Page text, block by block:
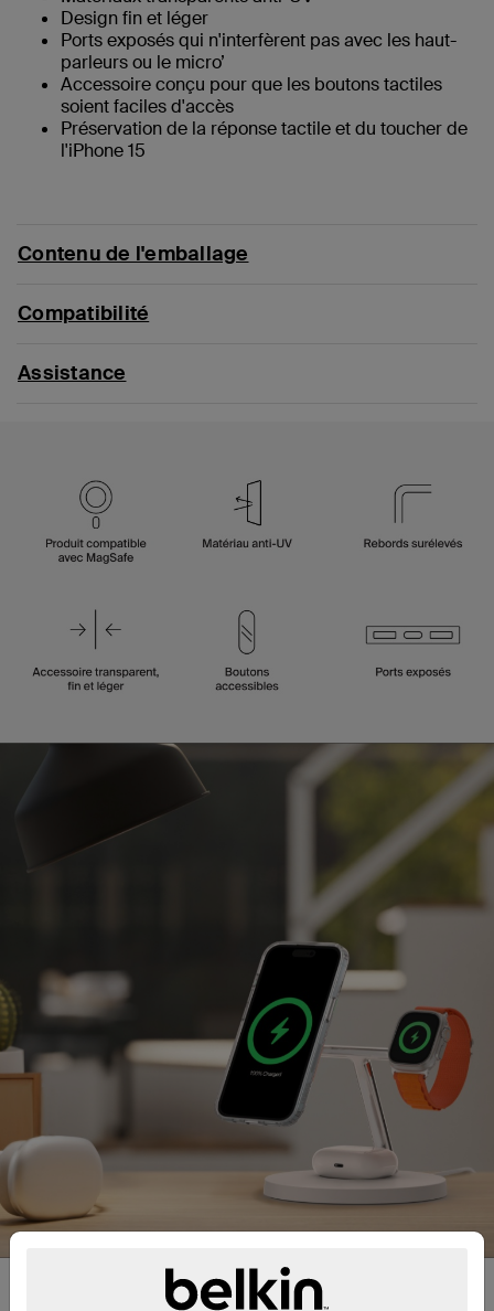
Design fin et léger
Ports exposés qui n'interfèrent pas avec les haut-
parleurs ou le micro’
Accessoire conçu pour que les boutons tactiles
soient faciles d'accès
Préservation de la réponse tactile et du toucher de
l'iPhone 15
Contenu de l'emballage
Compatibilité
Assistance
Compatibilité MagSafe.